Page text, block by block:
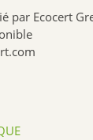
par Ecocert